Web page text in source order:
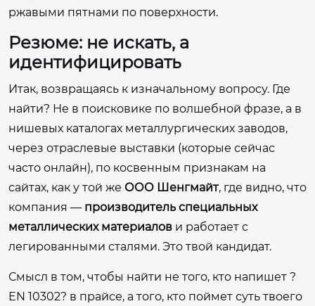
ржавыми пятнами по поверхности.
Резюме: не искать, а
идентифицировать
Итак, возвращаясь к изначальному вопросу. Где
найти? Не в поисковике по волшебной фразе, а в
нишевых каталогах металлургических заводов,
через отраслевые выставки (которые сейчас
часто онлайн), по косвенным признакам на
сайтах, как у той же ООО Шенгмайт, где видно, что
компания — производитель специальных
металлических материалов и работает с
легированными сталями. Это твой кандидат.
Смысл в том, чтобы найти не того, кто напишет ?
EN 10302? в прайсе, а того, кто поймет суть твоего